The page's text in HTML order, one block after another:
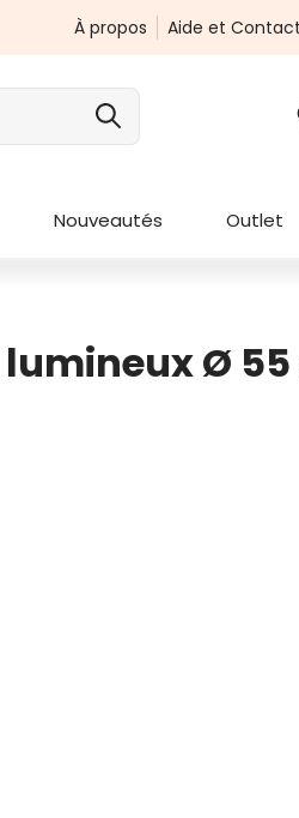
À propos Aide et
Nouveautés Outlet
Ø